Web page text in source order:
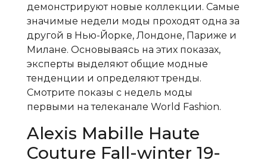
демонстрируют новые коллекции. Самые
значимые недели моды проходят одна за
другой в Нью-Йорке, Лондоне, Париже и
Милане. Основываясь на этих показах,
эксперты выделяют общие модные
тенденции и определяют тренды.
Смотрите показы с недель моды
первыми на телеканале World Fashion.
Alexis Mabille Haute
Couture Fall-winter 19-